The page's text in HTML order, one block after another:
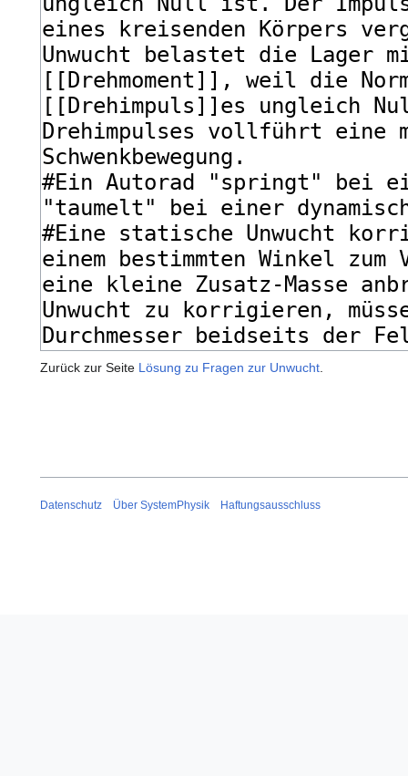
Zurück zur Seite Lösung zu Fragen zur Unwucht
Datenschutz Über SystemPhysik Haftungsausschluss